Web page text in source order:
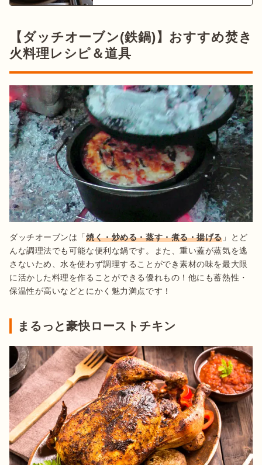
【ダッチオーブン(鉄鍋)】おすすめ焚き
火料理レシピ＆道具
ダッチオーブンは「焼く・炒める・蒸す・煮る・揚げる 」とど
んな調理法でも可能な便利な鍋です。また、重い蓋が蒸気を逃
さないため、水を使わず調理することができ素材の味を最大限
に活かした料理を作ることができる優れもの！他にも蓄熱性・
保温性が高いなどとにかく魅力満点です！
まるっと豪快ローストチキン